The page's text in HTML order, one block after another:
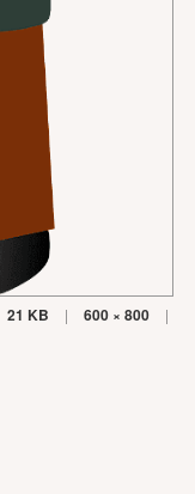
21 KB | 600 × 800 |